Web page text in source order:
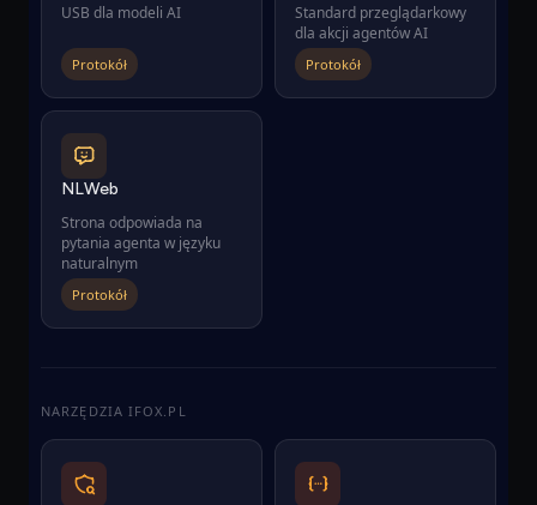
USB dla modeli AI
Protokół
Standard przeglądarkowy
dla akcji agentów AI
Protokół
NLWeb
Strona odpowiada na
pytania agenta w języku
naturalnym
Protokół
NARZĘDZIA IFOX.PL